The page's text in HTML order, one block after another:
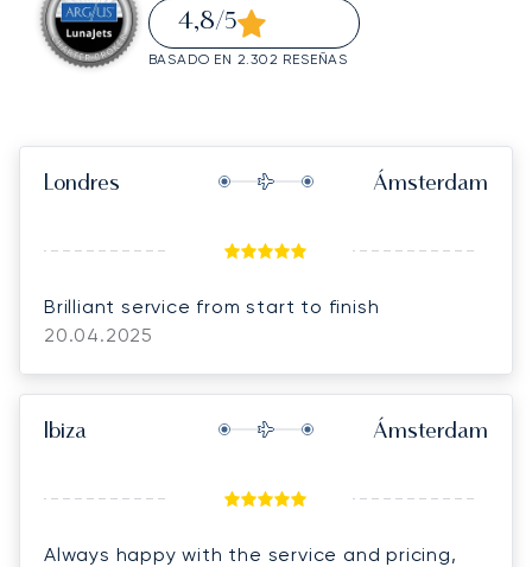
4,8/5
BASADO EN 2.302 RESEÑAS
Londres Ámsterdam
Brilliant service from start to finish
20.04.2025
Ibiza Ámsterdam
Always happy with the service and pricing,